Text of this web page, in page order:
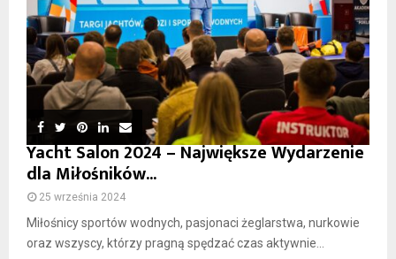
Yacht Salon 2024 – Największe Wydarzenie
dla Miłośników...
25 września 2024
Miłośnicy sportów wodnych, pasjonaci żeglarstwa, nurkowie
oraz wszyscy, którzy pragną spędzać czas aktywnie...